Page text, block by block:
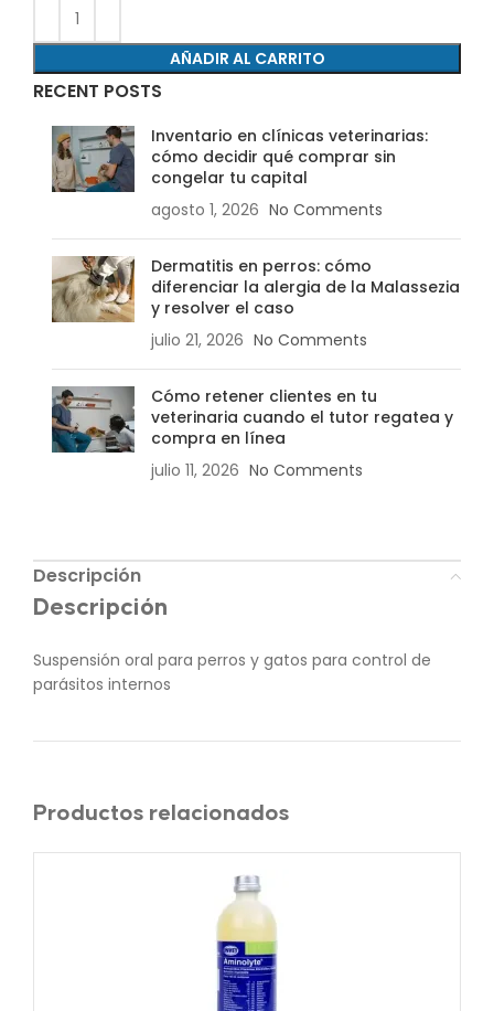
AÑADIR AL CARRITO
RECENT POSTS
Inventario en clínicas veterinarias:
cómo decidir qué comprar sin
congelar tu capital
agosto 1, 2026 No Comments
Dermatitis en perros: cómo
diferenciar la alergia de la Malassezia
y resolver el caso
julio 21, 2026 No Comments
Cómo retener clientes en tu
veterinaria cuando el tutor regatea y
compra en línea
julio 11, 2026 No Comments
Descripción
Descripción
Suspensión oral para perros y gatos para control de
parásitos internos
Productos relacionados